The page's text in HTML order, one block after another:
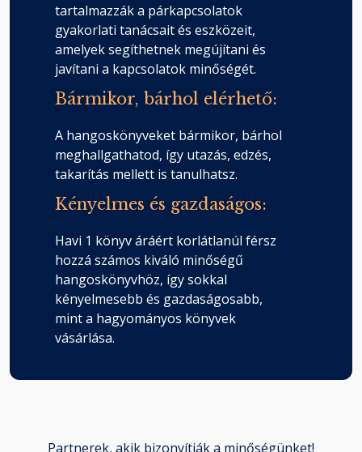
tartalmazzák a párkapcsolatok
gyakorlati tanácsait és eszközeit,
amelyek segíthetnek megújítani és
javítani a kapcsolatok minőségét.
Bármikor, bárhol elérhető:
A hangoskönyveket bármikor, bárhol
meghallgathatod, így utazás, edzés,
takarítás mellett is tanulhatsz.
Kényelmes és gazdaságos:
Havi 1 könyv áráért korlátlanúl férsz
hozzá számos kiváló minőségű
hangoskönyvhöz, így sokkal
kényelmesebb és gazdaságosabb,
mint a hagyományos könyvek
vásárlása.
Partnerek, akik bizonyítják a minőségünket!